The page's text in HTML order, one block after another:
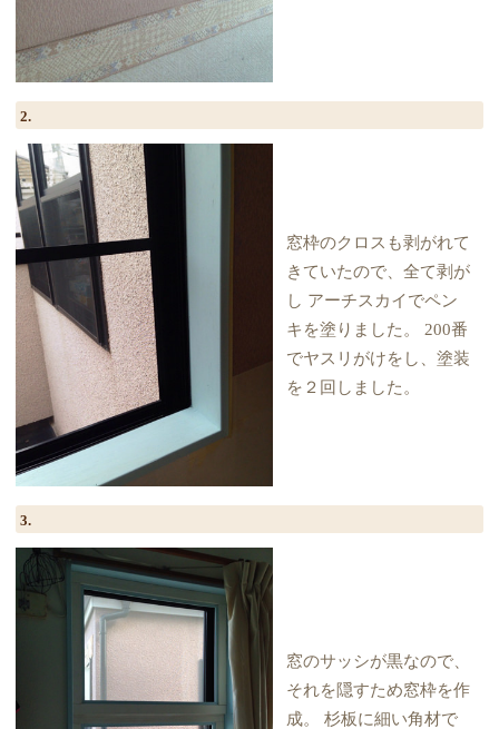
2.
窓枠のクロスも剥がれて
きていたので、全て剥が
し アーチスカイでペン
キを塗りました。 200番
でヤスリがけをし、塗装
を２回しました。
3.
窓のサッシが黒なので、
それを隠すため窓枠を作
成。 杉板に細い角材で